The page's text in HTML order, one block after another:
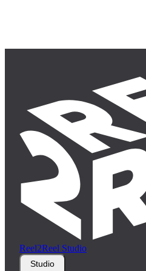
Reel2Reel Studio